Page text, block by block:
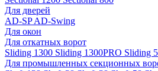
Для дверей
AD-SPAD-Swing
Для окон
Для откатных ворот
Sliding 1300 Sliding 1300PRO Sliding
Для промышленных секционных